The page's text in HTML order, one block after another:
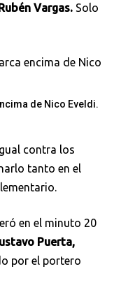
Vargas. Solo
de Nico Eveldi.
contra los
tanto en el
en el minuto 20
Puerta,
por el portero